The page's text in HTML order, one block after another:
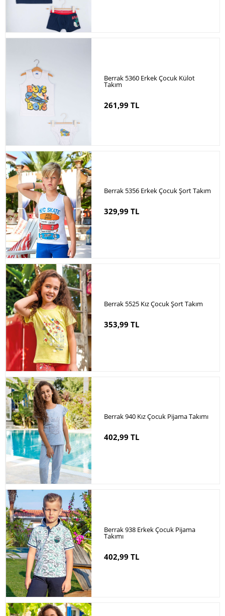
Berrak 5360 Erkek Çocuk Külot
Takım
261,99 TL
Berrak 5356 Erkek Çocuk Şort Takım
329,99 TL
Berrak 5525 Kız Çocuk Şort Takım
353,99 TL
Berrak 940 Kız Çocuk Pijama Takımı
402,99 TL
Berrak 938 Erkek Çocuk Pijama
Takımı
402,99 TL